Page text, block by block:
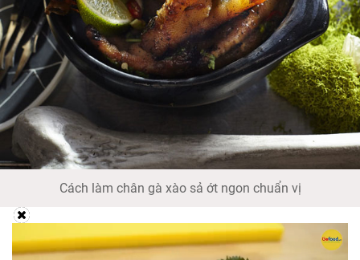
Cách làm chân gà xào sả ớt ngon chuẩn vị